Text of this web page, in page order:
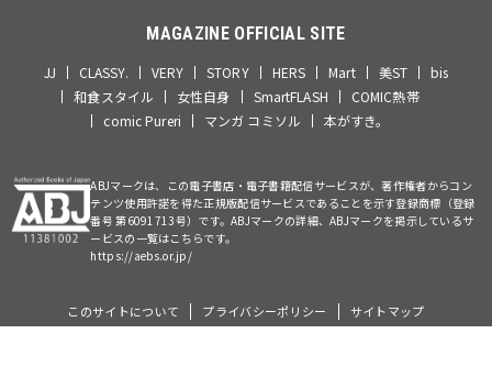
MAGAZINE OFFICIAL SITE
JJ CLASSY. VERY STORY HERS Mart 美ST
bis
和食スタイル
女性自身 SmartFLASH
COMIC熱帯
comic Pureri
マンガ コミソル 本がすき。
ABJマークは、この電子書店・電子書籍配信サービスが、著作権者からコン
テンツ使用許諾を得た正規版配信サービスであることを示す登録商標（登録
番号 第6091713号）です。ABJマークの詳細、ABJマークを掲示しているサ
ービスの一覧はこちらです。
https://aebs.or.jp/
このサイトについて プライバシーポリシー サイトマップ